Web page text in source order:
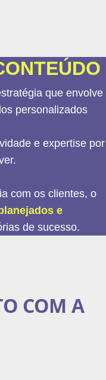
que envolve
personalizados
e expertise por
com os clientes, o
e
de sucesso.
COM A